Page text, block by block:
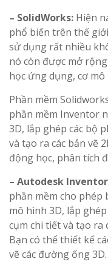
– SolidWorks: Hiện
phổ biến trên thế
sử dụng rất nhiều
nó còn được mở
học ứng dụng, cơ
Phần mềm
phần mềm Inventor
3D, lắp ghép các bộ
và tạo ra các bản vẽ
động học, phân tích
– Autodesk
phần mềm cho phép
mô hình 3D, lắp
cụm chi tiết và tạo ra
Bạn có thể thiết kế
vẽ các đường ống